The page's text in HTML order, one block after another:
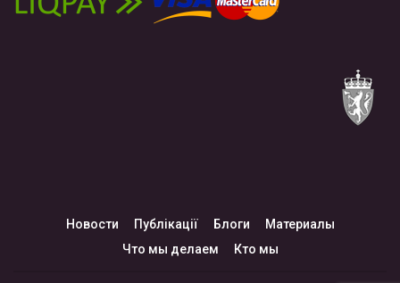
Новости Публікації Блоги
Материалы
Что мы делаем
Кто мы